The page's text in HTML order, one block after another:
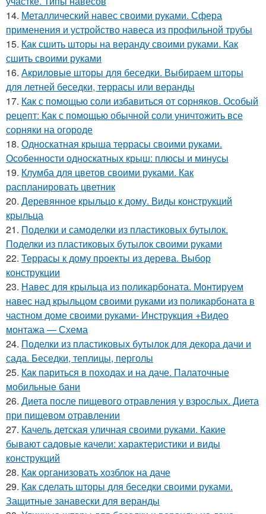
14. Металлический навес своими руками. Сфера
применения и устройство навеса из профильной трубы
15. Как сшить шторы на веранду своими руками. Как
сшить своими руками
16. Акриловые шторы для беседки. Выбираем шторы
для летней беседки, террасы или веранды
17. Как с помощью соли избавиться от сорняков. Особый
рецепт: Как с помощью обычной соли уничтожить все
сорняки на огороде
18. Односкатная крыша террасы своими руками.
Особенности односкатных крыш: плюсы и минусы
19. Клумба для цветов своими руками. Как
распланировать цветник
20. Деревянное крыльцо к дому. Виды конструкций
крыльца
21. Поделки и самоделки из пластиковых бутылок.
Поделки из пластиковых бутылок своими руками
22. Террасы к дому проекты из дерева. Выбор
конструкции
23. Навес для крыльца из поликарбоната. Монтируем
навес над крыльцом своими руками из поликарбоната в
частном доме своими руками- Инструкция +Видео
монтажа — Схема
24. Поделки из пластиковых бутылок для декора дачи и
сада. Беседки, теплицы, перголы
25. Как париться в походах и на даче. Палаточные
мобильные бани
26. Диета после пищевого отравления у взрослых. Диета
при пищевом отравлении
27. Качель детская уличная своими руками. Какие
бывают садовые качели: характеристики и виды
конструкций
28. Как организовать хозблок на даче
29. Как сделать шторы для беседки своими руками.
Защитные занавески для веранды